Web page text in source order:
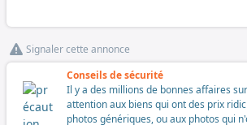
Signaler cette annonce
Conseils de sécurité
Il y a des millions de bonnes affaires
attention aux biens qui ont des prix
photos génériques, ou aux photos qui